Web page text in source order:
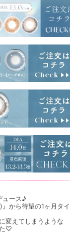
ュース♪
から待望の1ヶ月タイ
変えてしまうような
た♡